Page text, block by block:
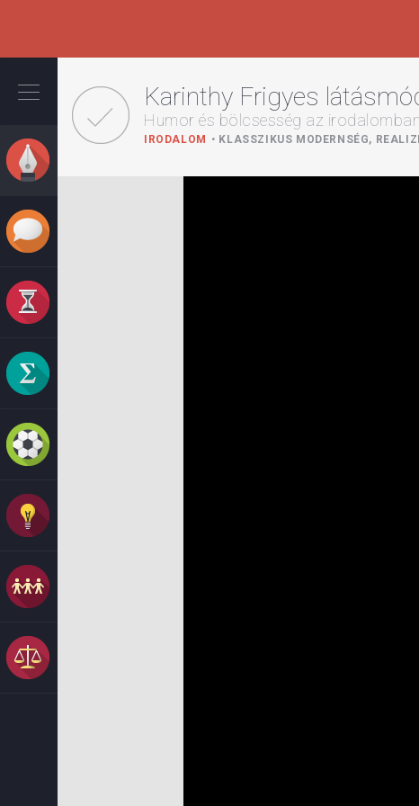
tartalomra
Karinthy Frigyes
Humor és bölcsesség az irodalomban
IRODALOM KLASSZIKUS MODERNSÉG,